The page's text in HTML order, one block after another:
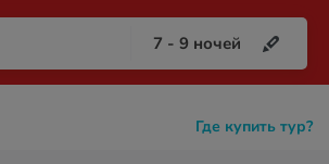
7 - 9 ночей
Где купить тур?